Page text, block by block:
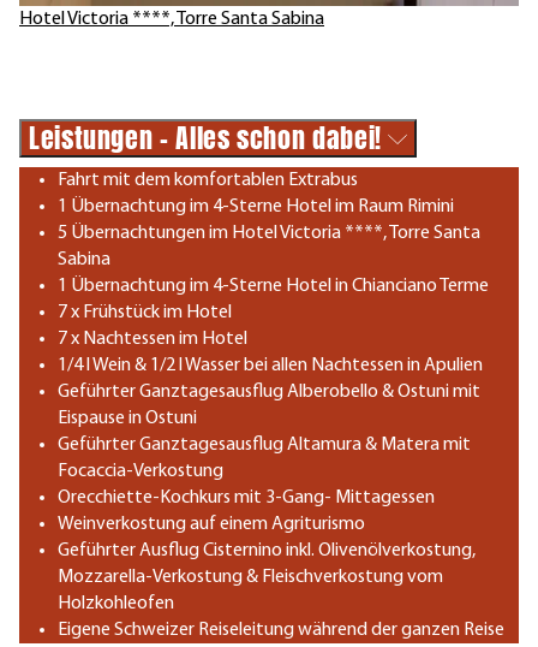
Hotel Victoria ****, Torre Santa Sabina
Leistungen - Alles schon dabei!
Fahrt mit dem komfortablen Extrabus
1 Übernachtung im 4-Sterne Hotel im Raum Rimini
5 Übernachtungen im Hotel Victoria ****, Torre Santa
Sabina
1 Übernachtung im 4-Sterne Hotel in Chianciano Terme
7 x Frühstück im Hotel
7 x Nachtessen im Hotel
1/4 l Wein & 1/2 l Wasser bei allen Nachtessen in Apulien
Geführter Ganztagesausflug Alberobello & Ostuni mit
Eispause in Ostuni
Geführter Ganztagesausflug Altamura & Matera mit
Focaccia-Verkostung
Orecchiette-Kochkurs mit 3-Gang- Mittagessen
Weinverkostung auf einem Agriturismo
Geführter Ausflug Cisternino inkl. Olivenölverkostung,
Mozzarella-Verkostung & Fleischverkostung vom
Holzkohleofen
Eigene Schweizer Reiseleitung während der ganzen Reise